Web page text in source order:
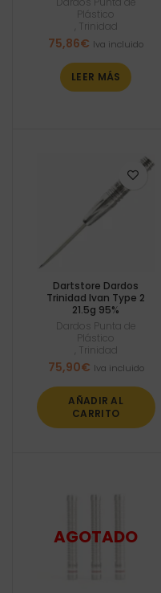
Plástico
Trinidad
75,86€ Iva incluido
LEER MÁS
Dartstore Dardos
Trinidad Ivan Type 2
21.5g 95%
Dardos Punta de
Plástico
Trinidad
75,90€ Iva incluido
AÑADIR AL
CARRITO